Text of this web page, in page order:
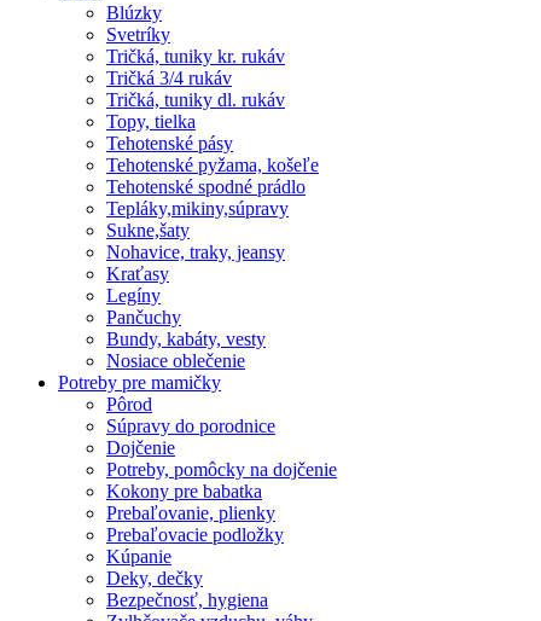
Blúzky
Svetríky
Tričká, tuniky kr. rukáv
Tričká 3/4 rukáv
Tričká, tuniky dl. rukáv
Topy, tielka
Tehotenské pásy
Tehotenské pyžama, košeľe
Tehotenské spodné prádlo
Tepláky,mikiny,súpravy
Sukne,šaty
Nohavice, traky, jeansy
Kraťasy
Legíny
Pančuchy
Bundy, kabáty, vesty
Nosiace oblečenie
Potreby pre mamičky
Pôrod
Súpravy do porodnice
Dojčenie
Potreby, pomôcky na dojčenie
Kokony pre babatka
Prebaľovanie, plienky
Prebaľovacie podložky
Kúpanie
Deky, dečky
Bezpečnosť, hygiena